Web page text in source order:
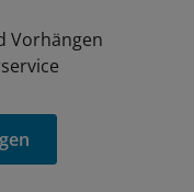
Vorhängen